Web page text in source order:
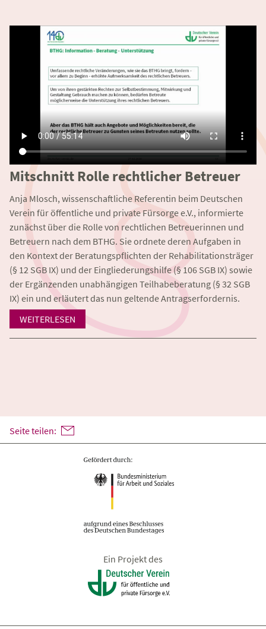
Mitschnitt Rolle rechtlicher Betreuer
Anja Mlosch, wissenschaftliche Referentin beim Deutschen
Verein für öffentliche und private Fürsorge e.V., informierte
zunächst über die Rolle von rechtlichen Betreuerinnen und
Betreuern nach dem BTHG. Sie ordnete deren Aufgaben in
den Kontext der Beratungspflichten der Rehabilitationsträger
(§ 12 SGB IX) und der Eingliederungshilfe (§ 106 SGB IX) sowie
der Ergänzenden unabhängigen Teilhabeberatung (§ 32 SGB
IX) ein und erläutert das nun geltende Antragserfordernis.
WEITERLESEN
Seite teilen:
Ein Projekt des